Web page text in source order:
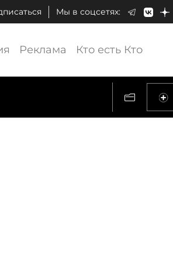
Мы в соцсетях:
Реклама Кто есть Кто